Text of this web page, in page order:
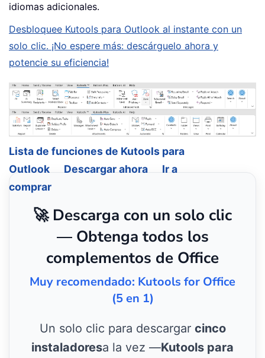
idiomas adicionales.
Desbloquee Kutools para Outlook al instante con un
solo clic. ¡No espere más: descárguelo ahora y
potencie su eficiencia!
Lista de funciones de Kutools para
Outlook
Descargar ahora
Ir a
comprar
🚀 Descarga con un solo clic
— Obtenga todos los
complementos de Office
Muy recomendado: Kutools for Office
(5 en 1)
Un solo clic para descargar cinco
instaladoresa la vez —Kutools para